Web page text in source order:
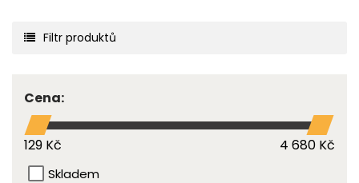
Filtr produktů
Cena:
129 Kč 4 680 Kč
Skladem